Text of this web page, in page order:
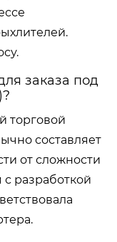
заказа под
торговой
составляет
от сложности
разработкой